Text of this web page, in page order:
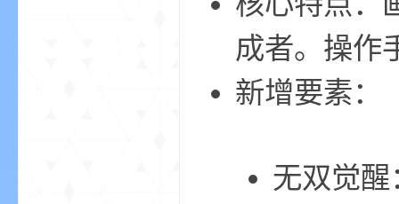
成者。操作
新增要素：
无双觉